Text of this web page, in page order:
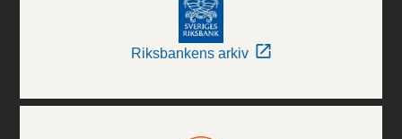
Riksbankens arkiv